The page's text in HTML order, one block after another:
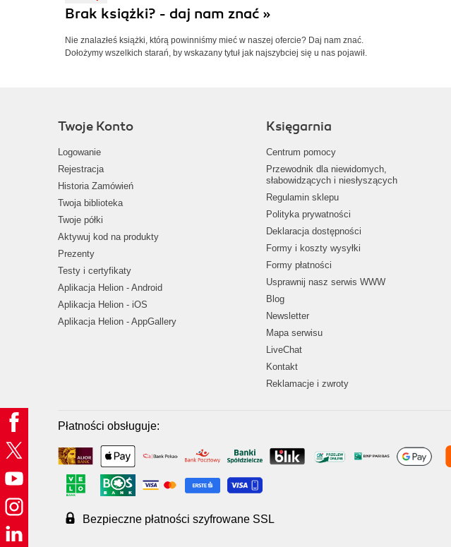
Brak książki? - daj nam znać »
Nie znalazłeś książki, którą powinniśmy mieć w naszej ofercie? Daj nam znać.
Dołożymy wszelkich starań, by wskazany tytuł jak najszybciej się u nas pojawił.
Twoje Konto
Logowanie
Rejestracja
Historia Zamówień
Twoja biblioteka
Twoje półki
Aktywuj kod na produkty
Prezenty
Testy i certyfikaty
Aplikacja Helion - Android
Aplikacja Helion - iOS
Aplikacja Helion - AppGallery
Księgarnia
Centrum pomocy
Przewodnik dla niewidomych,
słabowidzących i niesłyszących
Regulamin sklepu
Polityka prywatności
Deklaracja dostępności
Formy i koszty wysyłki
Formy płatności
Usprawnij nasz serwis WWW
Blog
Newsletter
Mapa serwisu
LiveChat
Kontakt
Reklamacje i zwroty
Płatności obsługuje:
Bezpieczne płatności szyfrowane SSL